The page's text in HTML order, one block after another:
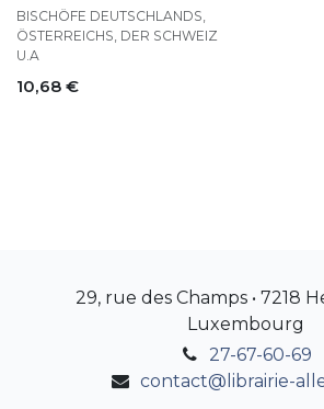
BISCHÖFE DEUTSCHLANDS,
ÖSTERREICHS, DER SCHWEIZ
U.A
10,68 €
29, rue des Champs • 7218
Luxembourg
27-67-60-69
contact@librairie-